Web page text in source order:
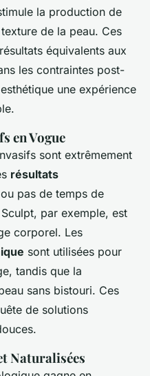
la production de
de la peau. Ces
équivalents aux
les contraintes post-
une expérience
en Vogue
sont extrêmement
résultats
pas de temps de
par exemple, est
corporel. Les
sont utilisées pour
tandis que la
sans bistouri. Ces
de solutions
Naturalisées